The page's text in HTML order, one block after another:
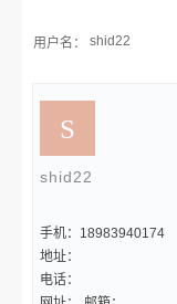
用户名： shid22
shid22
手机：18983940174
地址：
电话：